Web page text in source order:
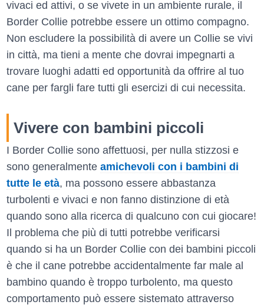
vivaci ed attivi, o se vivete in un ambiente rurale, il
Border Collie potrebbe essere un ottimo compagno.
Non escludere la possibilità di avere un Collie se vivi
in città, ma tieni a mente che dovrai impegnarti a
trovare luoghi adatti ed opportunità da offrire al tuo
cane per fargli fare tutti gli esercizi di cui necessita.
Vivere con bambini piccoli
I Border Collie sono affettuosi, per nulla stizzosi e
sono generalmente amichevoli con i bambini di
tutte le età, ma possono essere abbastanza
turbolenti e vivaci e non fanno distinzione di età
quando sono alla ricerca di qualcuno con cui giocare!
Il problema che più di tutti potrebbe verificarsi
quando si ha un Border Collie con dei bambini piccoli
è che il cane potrebbe accidentalmente far male al
bambino quando è troppo turbolento, ma questo
comportamento può essere sistemato attraverso